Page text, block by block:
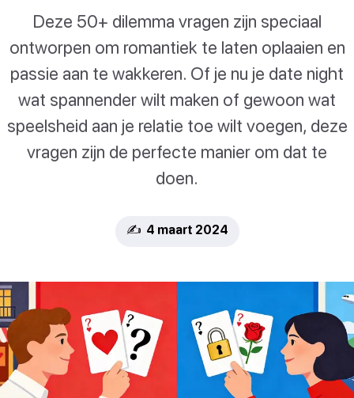
Deze 50+ dilemma vragen zijn speciaal
ontworpen om romantiek te laten oplaaien en
passie aan te wakkeren. Of je nu je date night
wat spannender wilt maken of gewoon wat
speelsheid aan je relatie toe wilt voegen, deze
vragen zijn de perfecte manier om dat te
doen.
✍️ 4 maart 2024